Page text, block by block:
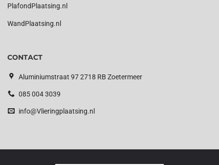
PlafondPlaatsing.nl
WandPlaatsing.nl
CONTACT
Aluminiumstraat 97 2718 RB Zoetermeer
085 004 3039
info@Vlieringplaatsing.nl